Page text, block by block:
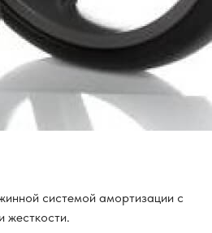
системой амортизации с
жесткости.